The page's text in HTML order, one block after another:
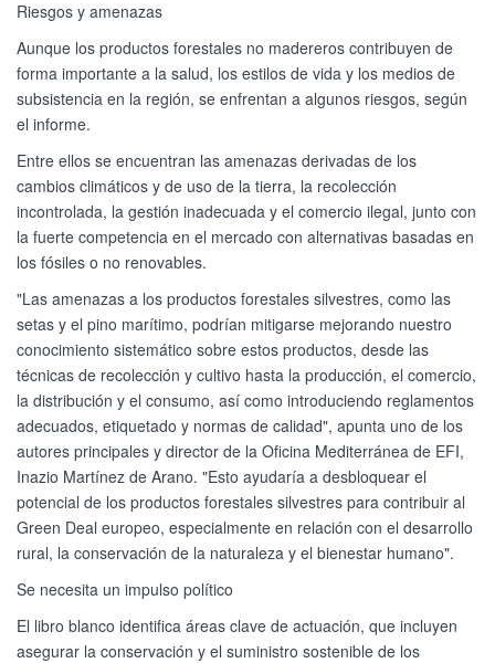
Riesgos y amenazas
Aunque los productos forestales no madereros contribuyen de
forma importante a la salud, los estilos de vida y los medios de
subsistencia en la región, se enfrentan a algunos riesgos, según
el informe.
Entre ellos se encuentran las amenazas derivadas de los
cambios climáticos y de uso de la tierra, la recolección
incontrolada, la gestión inadecuada y el comercio ilegal, junto con
la fuerte competencia en el mercado con alternativas basadas en
los fósiles o no renovables.
"Las amenazas a los productos forestales silvestres, como las
setas y el pino marítimo, podrían mitigarse mejorando nuestro
conocimiento sistemático sobre estos productos, desde las
técnicas de recolección y cultivo hasta la producción, el comercio,
la distribución y el consumo, así como introduciendo reglamentos
adecuados, etiquetado y normas de calidad", apunta uno de los
autores principales y director de la Oficina Mediterránea de EFI,
Inazio Martínez de Arano. "Esto ayudaría a desbloquear el
potencial de los productos forestales silvestres para contribuir al
Green Deal europeo, especialmente en relación con el desarrollo
rural, la conservación de la naturaleza y el bienestar humano".
Se necesita un impulso político
El libro blanco identifica áreas clave de actuación, que incluyen
asegurar la conservación y el suministro sostenible de los